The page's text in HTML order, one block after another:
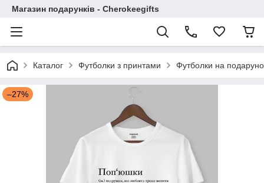
Магазин подарунків - Cherokeegifts
Каталог Футболки з принтами Футболки на
–27%